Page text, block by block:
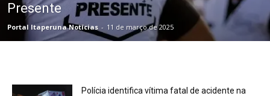
Presente
Portal Itaperuna Notícias - 11 de março de 2025
Polícia identifica vítima fatal de acidente na